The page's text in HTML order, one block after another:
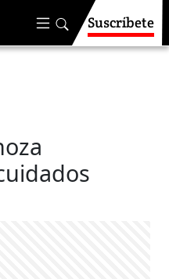
Suscríbete